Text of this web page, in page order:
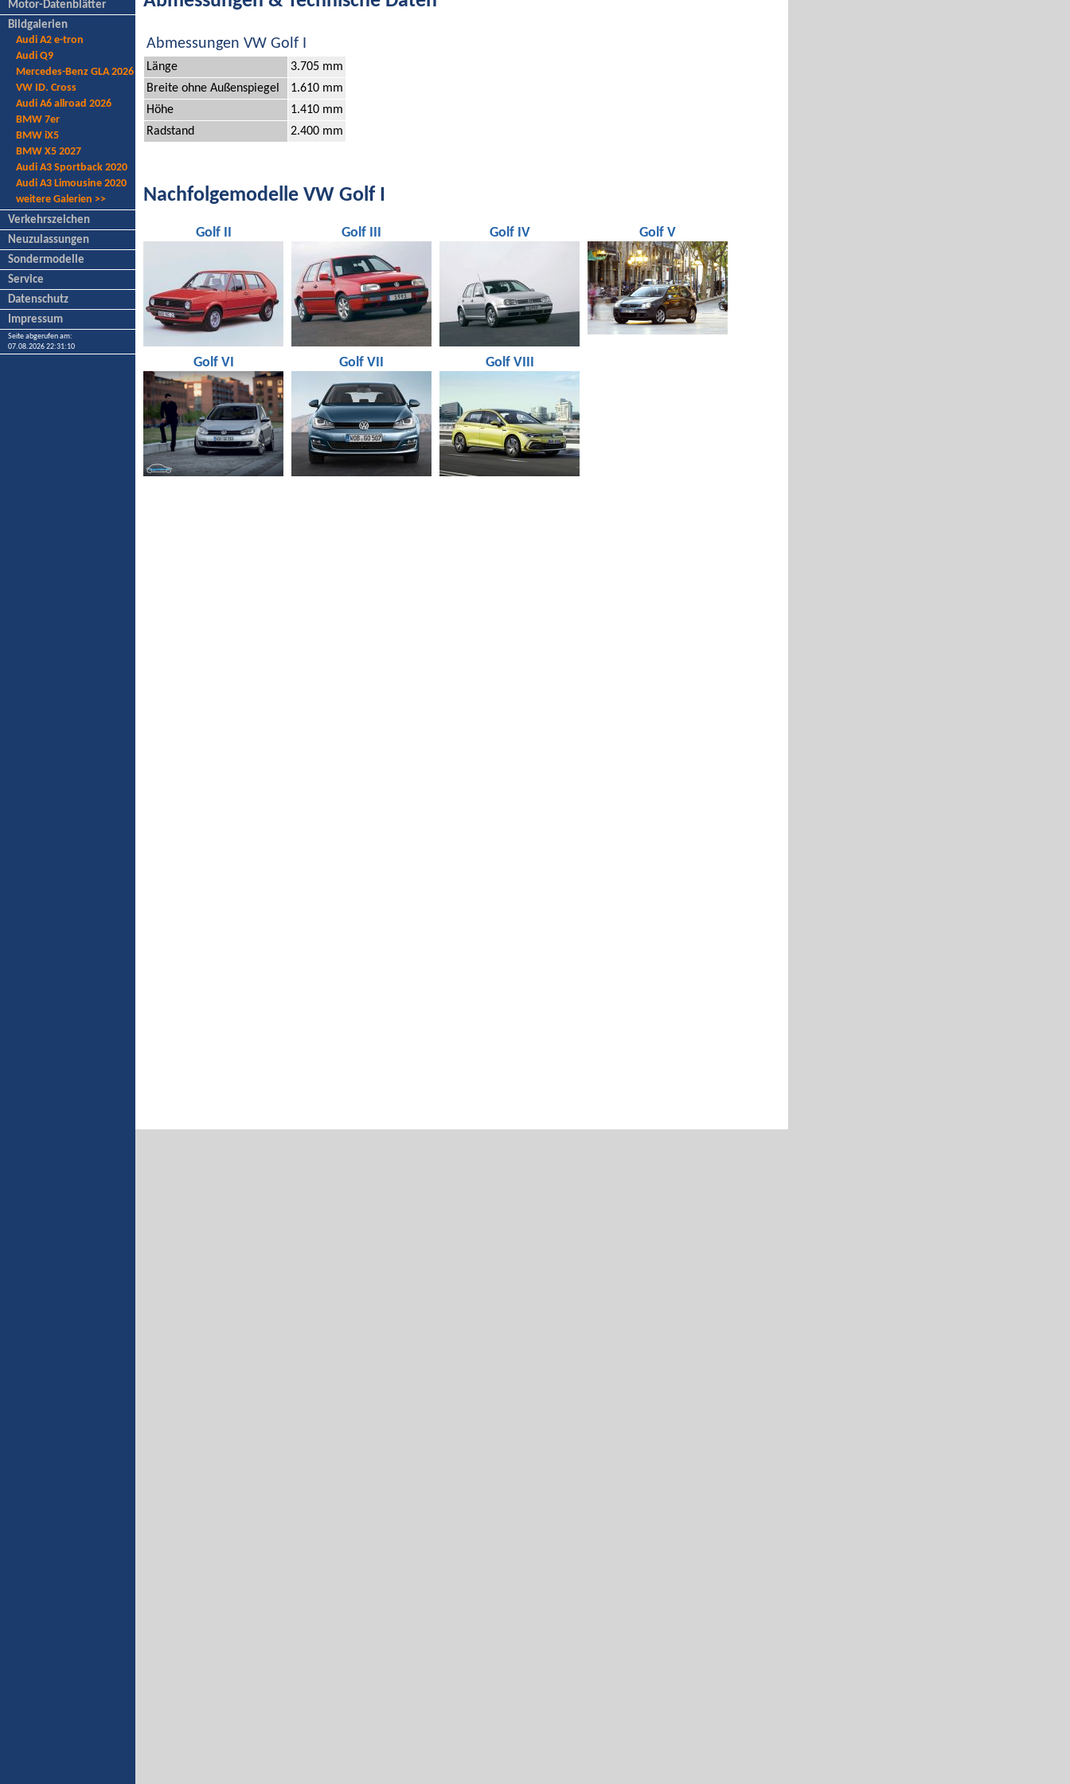
Motor-Datenblätter
Bildgalerien
Audi A2 e-tron
Audi Q9
Mercedes-Benz GLA 2026
VW ID. Cross
Audi A6 allroad 2026
BMW 7er
BMW iX5
BMW X5 2027
Audi A3 Sportback 2020
Audi A3 Limousine 2020
weitere Galerien >>
Verkehrszeichen
Neuzulassungen
Sondermodelle
Service
Datenschutz
Impressum
Seite abgerufen am:
07.08.2026 22:31:10
Abmessungen VW Golf I
Länge
3.705 mm
Breite ohne Außenspiegel
1.610 mm
Höhe
1.410 mm
Radstand
2.400 mm
Nachfolgemodelle VW Golf I
Golf II Golf III Golf IV Golf V
Golf VI Golf VII Golf VIII